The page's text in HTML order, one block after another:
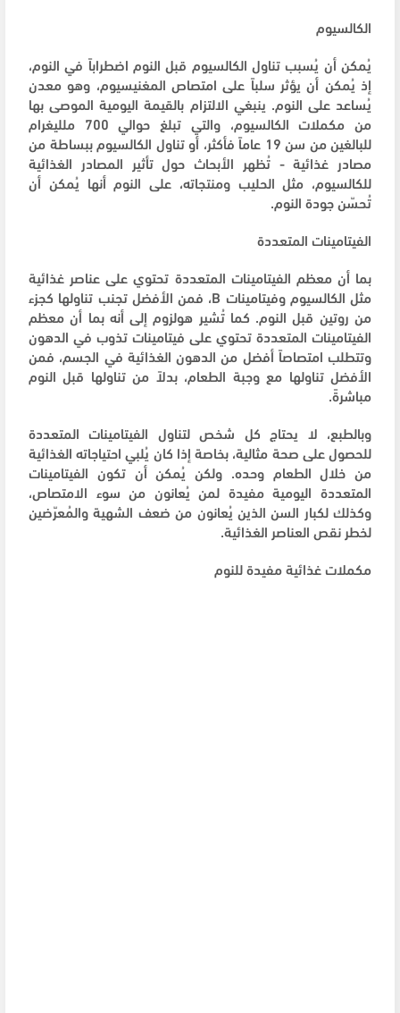
الكالسيوم
يُمكن أن يُسبب تناول الكالسيوم قبل النوم اضطراباً في النوم،
إذ يُمكن أن يؤثر سلباً على امتصاص المغنيسيوم، وهو معدن
يُساعد على النوم. ينبغي الالتزام بالقيمة اليومية الموصى بها
من مكملات الكالسيوم، والتي تبلغ حوالي 700 ملليغرام
للبالغين من سن 19 عاماً فأكثر، أو تناول الكالسيوم ببساطة من
مصادر غذائية - تُظهر الأبحاث حول تأثير المصادر الغذائية
للكالسيوم، مثل الحليب ومنتجاته، على النوم أنها يُمكن أن
تُحسّن جودة النوم.
الفيتامينات المتعددة
بما أن معظم الفيتامينات المتعددة تحتوي على عناصر غذائية
مثل الكالسيوم وفيتامينات B، فمن الأفضل تجنب تناولها كجزء
من روتين قبل النوم. كما تُشير هولزوم إلى أنه بما أن معظم
الفيتامينات المتعددة تحتوي على فيتامينات تذوب في الدهون
وتتطلب امتصاصاً أفضل من الدهون الغذائية في الجسم، فمن
الأفضل تناولها مع وجبة الطعام، بدلاً من تناولها قبل النوم
مباشرةً.
وبالطبع، لا يحتاج كل شخص لتناول الفيتامينات المتعددة
للحصول على صحة مثالية، بخاصة إذا كان يُلبي احتياجاته الغذائية
من خلال الطعام وحده. ولكن يُمكن أن تكون الفيتامينات
المتعددة اليومية مفيدة لمن يُعانون من سوء الامتصاص،
وكذلك لكبار السن الذين يُعانون من ضعف الشهية والمُعرّضين
لخطر نقص العناصر الغذائية.
مكملات غذائية مفيدة للنوم